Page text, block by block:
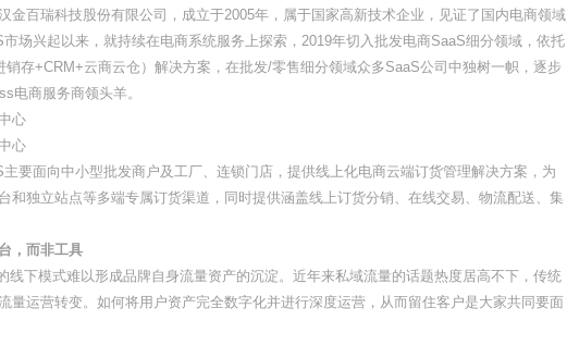
百瑞科技股份有限公司，成立于2005年，属于国家高新技术企业，见证了国内电商领域
场兴起以来，就持续在电商系统服务上探索，2019年切入批发电商SaaS细分领域，依托
销存+CRM+云商云仓）解决方案，在批发/零售细分领域众多SaaS公司中独树一帜，逐步
电商服务商领头羊。
心
心
面向中小型批发商户及工厂、连锁门店，提供线上化电商云端订货管理解决方案，为
和独立站点等多端专属订货渠道，同时提供涵盖线上订货分销、在线交易、物流配送、集
，而非工具
下模式难以形成品牌自身流量资产的沉淀。近年来私域流量的话题热度居高不下，传统
量运营转变。如何将用户资产完全数字化并进行深度运营，从而留住客户是大家共同要面